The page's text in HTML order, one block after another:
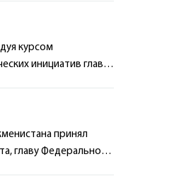
курсом
инициатив главы
принял
главу Федерального